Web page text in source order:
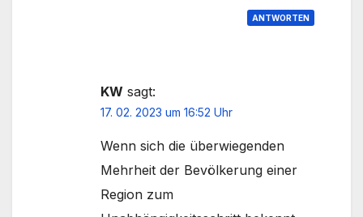
ANTWORTEN
KW sagt:
17. 02. 2023 um 16:52 Uhr
Wenn sich die überwiegenden
Mehrheit der Bevölkerung einer
Region zum